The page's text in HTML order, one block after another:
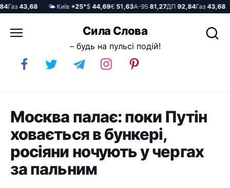
43,68 🌤️ Київ+25°$44,69€51,63А-9581,27ДП92,84Газ43,68
до
Сила Слова
– будь на пульсі подій!
Москва палає: поки Путін
ховається в бункері,
росіяни ночують у чергах
за пальним